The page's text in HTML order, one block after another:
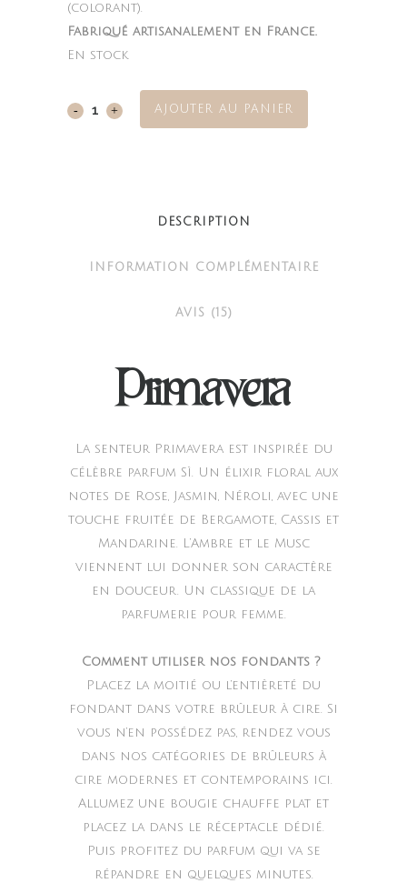
(colorant).
Fabriqué artisanalement en France.
En stock
Primavera AJOUTER AU PANIER
DESCRIPTION
INFORMATION COMPLÉMENTAIRE
AVIS (15)
Primavera
La senteur Primavera est inspirée du
célèbre parfum Sì. Un élixir floral aux
notes de Rose, Jasmin, Néroli, avec une
touche fruitée de Bergamote, Cassis et
Mandarine. L’Ambre et le Musc
viennent lui donner son caractère
en douceur. Un classique de la
parfumerie pour femme.
Comment utiliser nos fondants ?
Placez la moitié ou l’entièreté du
fondant dans votre brûleur à cire. Si
vous n’en possédez pas, rendez vous
dans nos catégories de brûleurs à
cire modernes et contemporains ici.
Allumez une bougie chauffe plat et
placez la dans le réceptacle dédié.
Puis profitez du parfum qui va se
répandre en quelques minutes.